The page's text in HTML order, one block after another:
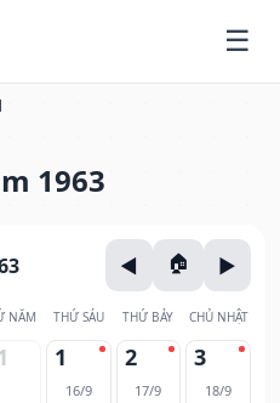
1963
NĂM THỨ SÁU THỨ BẢY CHỦ NHẬT
1
16/9
2
17/9
3
18/9